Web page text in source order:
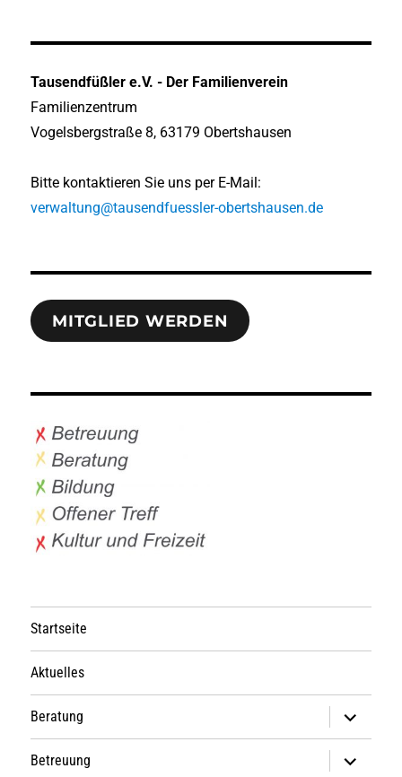
Tausendfüßler e.V. - Der Familienverein
Familienzentrum
Vogelsbergstraße 8, 63179 Obertshausen
Bitte kontaktieren Sie uns per E-Mail:
verwaltung@tausendfuessler-obertshausen.de
MITGLIED WERDEN
Startseite
Aktuelles
Beratung
anzeigen
Betreuung
anzeigen